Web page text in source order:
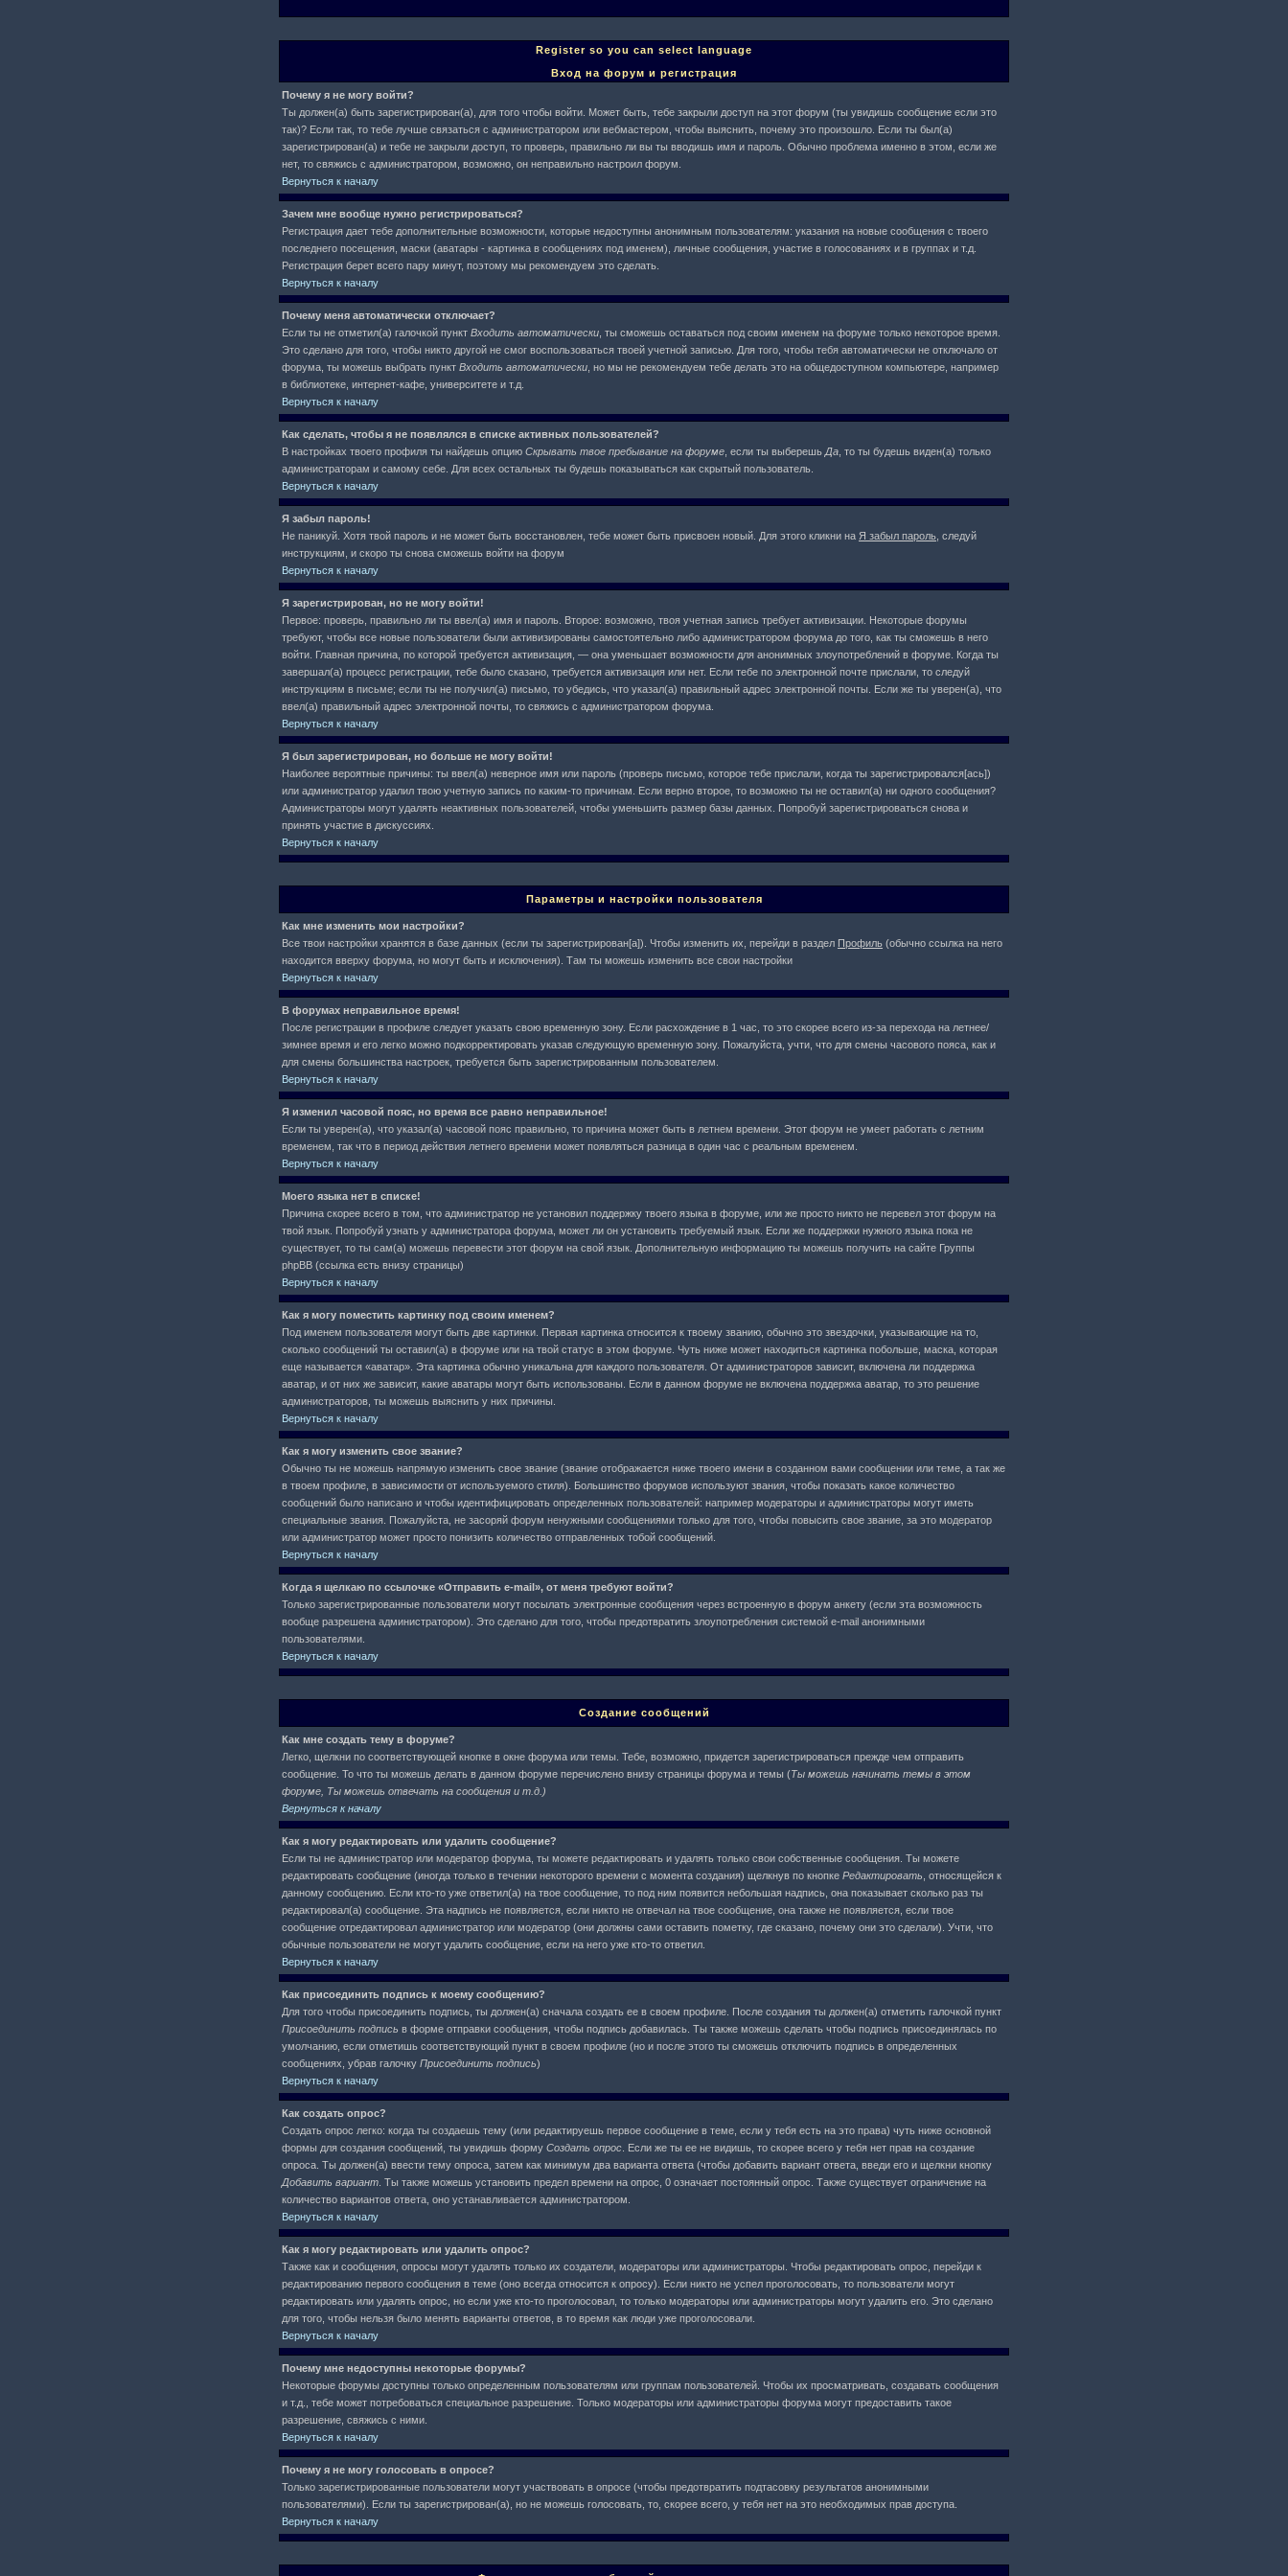
Register so you can select language
Вход на форум и регистрация
Почему я не могу войти?
Ты должен(а) быть зарегистрирован(а), для того чтобы войти. Может быть, тебе закрыли доступ на этот форум (ты увидишь сообщение если это
так)? Если так, то тебе лучше связаться с администратором или вебмастером, чтобы выяснить, почему это произошло. Если ты был(а)
зарегистрирован(а) и тебе не закрыли доступ, то проверь, правильно ли вы ты вводишь имя и пароль. Обычно проблема именно в этом, если же
нет, то свяжись с администратором, возможно, он неправильно настроил форум.
Вернуться к началу
Зачем мне вообще нужно регистрироваться?
Регистрация дает тебе дополнительные возможности, которые недоступны анонимным пользователям: указания на новые сообщения с твоего
последнего посещения, маски (аватары - картинка в сообщениях под именем), личные сообщения, участие в голосованиях и в группах и т.д.
Регистрация берет всего пару минут, поэтому мы рекомендуем это сделать.
Вернуться к началу
Почему меня автоматически отключает?
Если ты не отметил(а) галочкой пункт Входить автоматически , ты сможешь оставаться под своим именем на форуме только некоторое время.
Это сделано для того, чтобы никто другой не смог воспользоваться твоей учетной записью. Для того, чтобы тебя автоматически не отключало от
форума, ты можешь выбрать пункт Входить автоматически , но мы не рекомендуем тебе делать это на общедоступном компьютере, например
в библиотеке, интернет-кафе, университете и т.д.
Вернуться к началу
Как сделать, чтобы я не появлялся в списке активных пользователей?
В настройках твоего профиля ты найдешь опцию Скрывать твое пребывание на форуме , если ты выберешь Да , то ты будешь виден(а) только
администраторам и самому себе. Для всех остальных ты будешь показываться как скрытый пользователь.
Вернуться к началу
Я забыл пароль!
Не паникуй. Хотя твой пароль и не может быть восстановлен, тебе может быть присвоен новый. Для этого кликни на Я забыл пароль , следуй
инструкциям, и скоро ты снова сможешь войти на форум
Вернуться к началу
Я зарегистрирован, но не могу войти!
Первое: проверь, правильно ли ты ввел(а) имя и пароль. Второе: возможно, твоя учетная запись требует активизации. Некоторые форумы
требуют, чтобы все новые пользователи были активизированы самостоятельно либо администратором форума до того, как ты сможешь в него
войти. Главная причина, по которой требуется активизация, — она уменьшает возможности для анонимных злоупотреблений в форуме. Когда ты
завершал(а) процесс регистрации, тебе было сказано, требуется активизация или нет. Если тебе по электронной почте прислали, то следуй
инструкциям в письме; если ты не получил(а) письмо, то убедись, что указал(а) правильный адрес электронной почты. Если же ты уверен(а), что
ввел(а) правильный адрес электронной почты, то свяжись с администратором форума.
Вернуться к началу
Я был зарегистрирован, но больше не могу войти!
Наиболее вероятные причины: ты ввел(а) неверное имя или пароль (проверь письмо, которое тебе прислали, когда ты зарегистрировался[ась])
или администратор удалил твою учетную запись по каким-то причинам. Если верно второе, то возможно ты не оставил(а) ни одного сообщения?
Администраторы могут удалять неактивных пользователей, чтобы уменьшить размер базы данных. Попробуй зарегистрироваться снова и
принять участие в дискуссиях.
Вернуться к началу
Параметры и настройки пользователя
Как мне изменить мои настройки?
Все твои настройки хранятся в базе данных (если ты зарегистрирован[а]). Чтобы изменить их, перейди в раздел Профиль (обычно ссылка на него
находится вверху форума, но могут быть и исключения). Там ты можешь изменить все свои настройки
Вернуться к началу
В форумах неправильное время!
После регистрации в профиле следует указать свою временную зону. Если расхождение в 1 час, то это скорее всего из-за перехода на летнее/
зимнее время и его легко можно подкорректировать указав следующую временную зону. Пожалуйста, учти, что для смены часового пояса, как и
для смены большинства настроек, требуется быть зарегистрированным пользователем.
Вернуться к началу
Я изменил часовой пояс, но время все равно неправильное!
Если ты уверен(а), что указал(а) часовой пояс правильно, то причина может быть в летнем времени. Этот форум не умеет работать с летним
временем, так что в период действия летнего времени может появляться разница в один час с реальным временем.
Вернуться к началу
Моего языка нет в списке!
Причина скорее всего в том, что администратор не установил поддержку твоего языка в форуме, или же просто никто не перевел этот форум на
твой язык. Попробуй узнать у администратора форума, может ли он установить требуемый язык. Если же поддержки нужного языка пока не
существует, то ты сам(а) можешь перевести этот форум на свой язык. Дополнительную информацию ты можешь получить на сайте Группы
phpBB (ссылка есть внизу страницы)
Вернуться к началу
Как я могу поместить картинку под своим именем?
Под именем пользователя могут быть две картинки. Первая картинка относится к твоему званию, обычно это звездочки, указывающие на то,
сколько сообщений ты оставил(а) в форуме или на твой статус в этом форуме. Чуть ниже может находиться картинка побольше, маска, которая
еще называется «аватар». Эта картинка обычно уникальна для каждого пользователя. От администраторов зависит, включена ли поддержка
аватар, и от них же зависит, какие аватары могут быть использованы. Если в данном форуме не включена поддержка аватар, то это решение
администраторов, ты можешь выяснить у них причины.
Вернуться к началу
Как я могу изменить свое звание?
Обычно ты не можешь напрямую изменить свое звание (звание отображается ниже твоего имени в созданном вами сообщении или теме, а так же
в твоем профиле, в зависимости от используемого стиля). Большинство форумов используют звания, чтобы показать какое количество
сообщений было написано и чтобы идентифицировать определенных пользователей: например модераторы и администраторы могут иметь
специальные звания. Пожалуйста, не засоряй форум ненужными сообщениями только для того, чтобы повысить свое звание, за это модератор
или администратор может просто понизить количество отправленных тобой сообщений.
Вернуться к началу
Когда я щелкаю по ссылочке «Отправить e-mail», от меня требуют войти?
Только зарегистрированные пользователи могут посылать электронные сообщения через встроенную в форум анкету (если эта возможность
вообще разрешена администратором). Это сделано для того, чтобы предотвратить злоупотребления системой e-mail анонимными
пользователями.
Вернуться к началу
Создание сообщений
Как мне создать тему в форуме?
Легко, щелкни по соответствующей кнопке в окне форума или темы. Тебе, возможно, придется зарегистрироваться прежде чем отправить
сообщение. То что ты можешь делать в данном форуме перечислено внизу страницы форума и темы (Ты можешь начинать темы в этом
форуме, Ты можешь отвечать на сообщения и т.д. )
Вернуться к началу
Как я могу редактировать или удалить сообщение?
Если ты не администратор или модератор форума, ты можете редактировать и удалять только свои собственные сообщения. Ты можете
редактировать сообщение (иногда только в течении некоторого времени с момента создания) щелкнув по кнопке Редактировать , относящейся к
данному сообщению. Если кто-то уже ответил(а) на твое сообщение, то под ним появится небольшая надпись, она показывает сколько раз ты
редактировал(а) сообщение. Эта надпись не появляется, если никто не отвечал на твое сообщение, она также не появляется, если твое
сообщение отредактировал администратор или модератор (они должны сами оставить пометку, где сказано, почему они это сделали). Учти, что
обычные пользователи не могут удалить сообщение, если на него уже кто-то ответил.
Вернуться к началу
Как присоединить подпись к моему сообщению?
Для того чтобы присоединить подпись, ты должен(а) сначала создать ее в своем профиле. После создания ты должен(а) отметить галочкой пункт
Присоединить подпись в форме отправки сообщения, чтобы подпись добавилась. Ты также можешь сделать чтобы подпись присоединялась по
умолчанию, если отметишь соответствующий пункт в своем профиле (но и после этого ты сможешь отключить подпись в определенных
сообщениях, убрав галочку Присоединить подпись)
Вернуться к началу
Как создать опрос?
Создать опрос легко: когда ты создаешь тему (или редактируешь первое сообщение в теме, если у тебя есть на это права) чуть ниже основной
формы для создания сообщений, ты увидишь форму Создать опрос . Если же ты ее не видишь, то скорее всего у тебя нет прав на создание
опроса. Ты должен(а) ввести тему опроса, затем как минимум два варианта ответа (чтобы добавить вариант ответа, введи его и щелкни кнопку
Добавить вариант . Ты также можешь установить предел времени на опрос, 0 означает постоянный опрос. Также существует ограничение на
количество вариантов ответа, оно устанавливается администратором.
Вернуться к началу
Как я могу редактировать или удалить опрос?
Также как и сообщения, опросы могут удалять только их создатели, модераторы или администраторы. Чтобы редактировать опрос, перейди к
редактированию первого сообщения в теме (оно всегда относится к опросу). Если никто не успел проголосовать, то пользователи могут
редактировать или удалять опрос, но если уже кто-то проголосовал, то только модераторы или администраторы могут удалить его. Это сделано
для того, чтобы нельзя было менять варианты ответов, в то время как люди уже проголосовали.
Вернуться к началу
Почему мне недоступны некоторые форумы?
Некоторые форумы доступны только определенным пользователям или группам пользователей. Чтобы их просматривать, создавать сообщения
и т.д., тебе может потребоваться специальное разрешение. Только модераторы или администраторы форума могут предоставить такое
разрешение, свяжись с ними.
Вернуться к началу
Почему я не могу голосовать в опросе?
Только зарегистрированные пользователи могут участвовать в опросе (чтобы предотвратить подтасовку результатов анонимными
пользователями). Если ты зарегистрирован(а), но не можешь голосовать, то, скорее всего, у тебя нет на это необходимых прав доступа.
Вернуться к началу